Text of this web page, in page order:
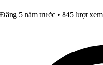
Đăng 5 năm trước • 845 lượt xem